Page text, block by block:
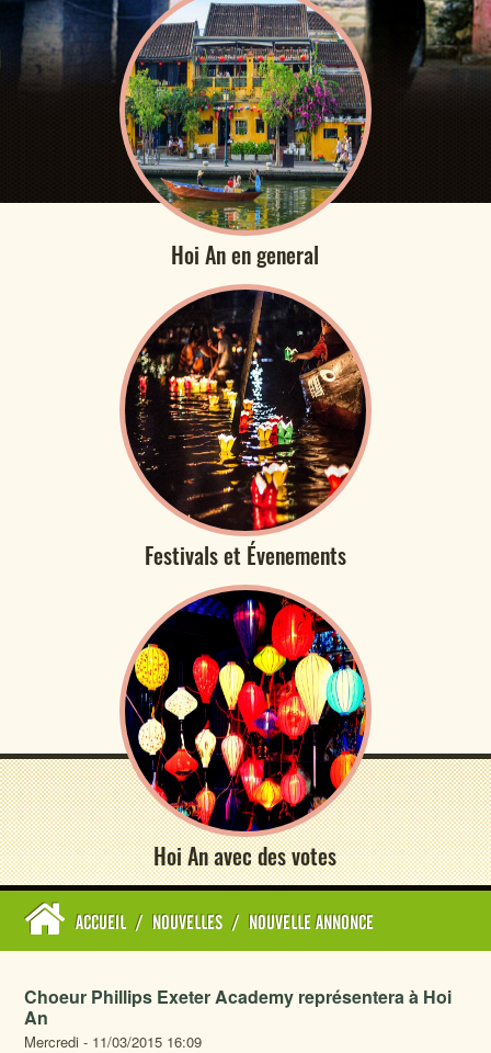
Hoi An en general
Festivals et Évenements
Hoi An avec des votes
ACCUEIL / NOUVELLES / NOUVELLE ANNONCE
Choeur Phillips Exeter Academy représentera à Hoi
An
Mercredi - 11/03/2015 16:09